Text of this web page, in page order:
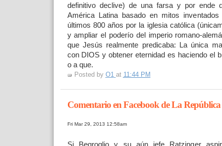
definitivo declive) de una farsa y por ende
América Latina basado en mitos
últimos 800 años por la iglesia católica
y ampliar el poderío del imperio romano-
que Jesús realmente predicaba: La única
con DIOS y obtener eternidad es haciendo el
o a que.
Posted by O1 at 11:44 PM
Comentario en Facebook de La República
Fri Mar 29, 2013 12:58am
Si Begroglio y su aún jefe Ratzinger